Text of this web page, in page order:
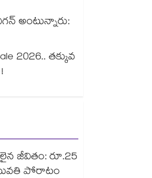
అంటున్నారు:
2026.. తక్కువ
జీవితం: రూ.25
పోరాటం